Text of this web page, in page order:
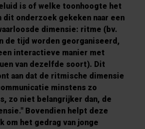
is of welke toonhoogte het
dit onderzoek gekeken naar een
dimensie: ritme (bv.
de tijd worden georganiseerd,
interactieve manier met
van dezelfde soort). Dit
aan dat de ritmische dimensie
minstens zo
zo niet belangrijker dan, de
Bovendien helpt deze
om het gedrag van jonge